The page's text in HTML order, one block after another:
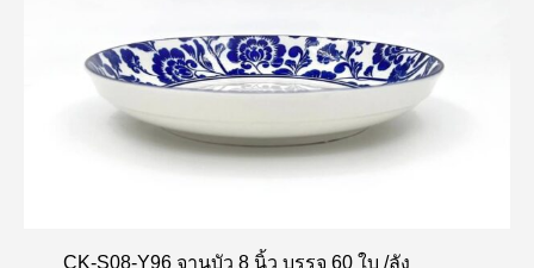
CK-S08-Y96 จานบัว 8 นิ้ว บรรจุ 60 ใบ /ลัง